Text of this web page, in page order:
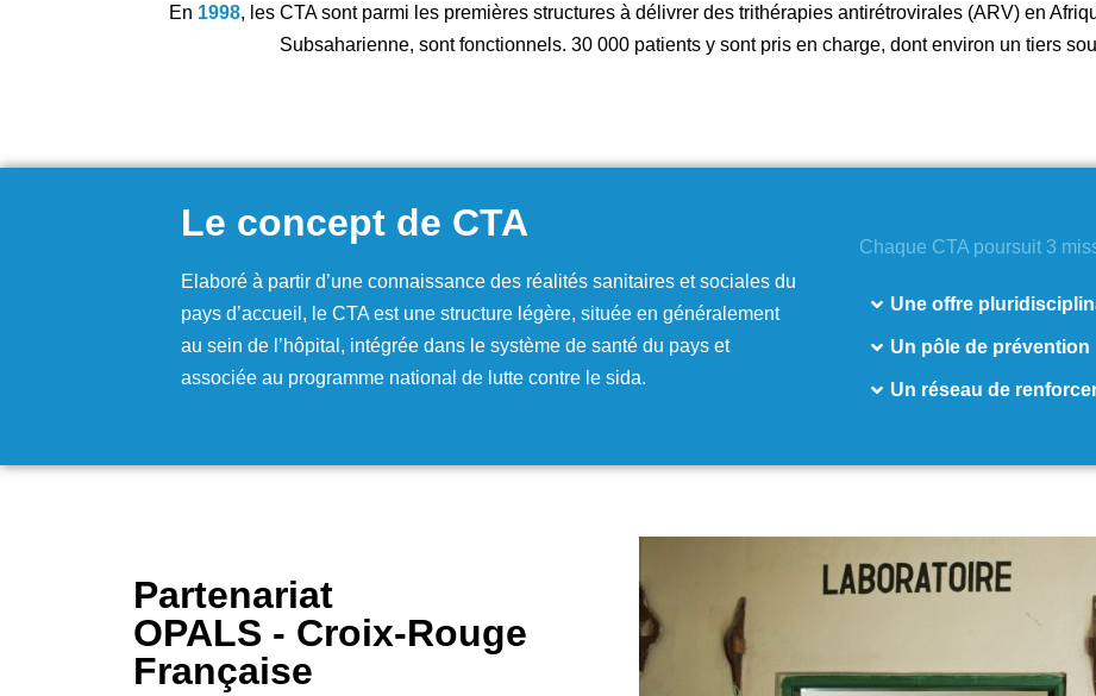
En 1998, les CTA sont parmi les premières structures à délivrer des trithérapies antirétrovirales (ARV) en
Subsaharienne, sont fonctionnels. 30 000 patients y sont pris en charge, dont environ un tiers
Le concept de CTA
Elaboré à partir d’une connaissance des réalités sanitaires et sociales du
pays d’accueil, le CTA est une structure légère, située en généralement
au sein de l’hôpital, intégrée dans le système de santé du pays et
associée au programme national de lutte contre le sida.
Chaque CTA poursuit 3
Une offre
Un pôle de prévention
Un réseau de
Partenariat
OPALS - Croix-Rouge
Française